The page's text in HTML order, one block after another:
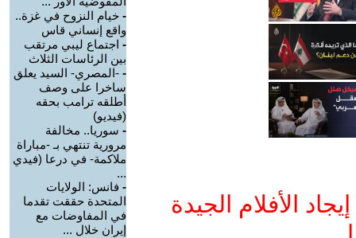
الأفلام الجيدة
- خيام النزوح في غزة..
واقع إنساني قاس
- اجتماع ليبي مرتقب
بين الرئاسات الثلاث
- -المصري- السيد يعلق
ساخرا على وصف
أطلقه ترامب بحقه
(فيديو)
- سوريا.. مخالفة
مرورية تنتهي بـ -مباراة
ملاكمة- في درعا (فيدي
...
- فانس: الولايات
المتحدة حققت تقدما
في المفاوضات مع
إيران خلال ...